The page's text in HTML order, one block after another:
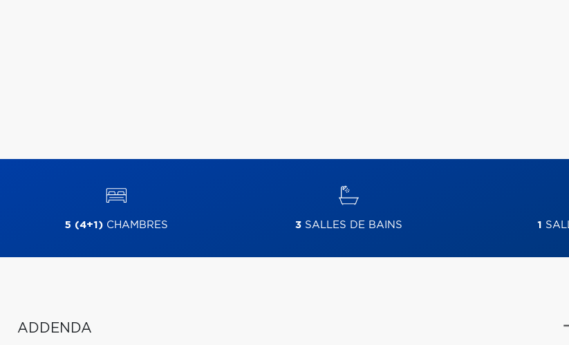
5 (4+1)CHAMBRES 3SALLES DE BAINS 1
ADDENDA